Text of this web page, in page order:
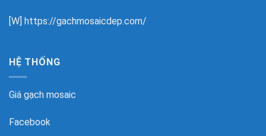
[W] https://gachmosaicdep.com/
HỆ THỐNG
Giá gạch mosaic
Facebook